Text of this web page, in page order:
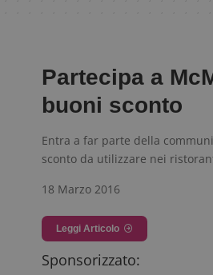
Partecipa a
buoni sconto
Entra a far parte della
sconto da utilizzare nei
18 Marzo 2016
Leggi Articolo
Sponsorizzato: